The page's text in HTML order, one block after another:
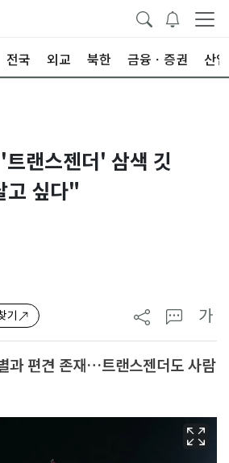
전국 외교 북한 금융ㆍ증권 산업
랜스젠더' 삼색 깃
싶다"
기 가
과 편견 존재…트랜스젠더도 사람